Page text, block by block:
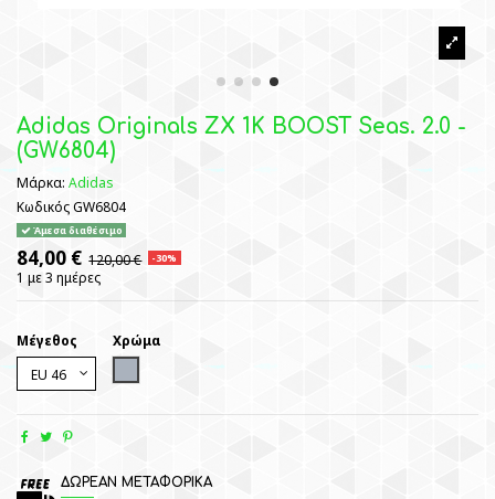
Adidas Originals ZX 1K BOOST Seas. 2.0 -
(GW6804)
Μάρκα: Adidas
ΚωδικόςGW6804
Άμεσα διαθέσιμο
84,00 € 120,00 € -30%
1 με 3 ημέρες
Μέγεθος
Χρώμα
ΔΩΡΕΑΝ ΜΕΤΑΦΟΡΙΚΑ